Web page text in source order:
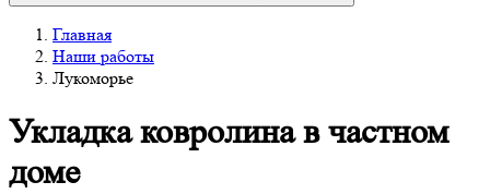
Главная
Наши работы
Лукоморье
Укладка ковролина в частном
доме